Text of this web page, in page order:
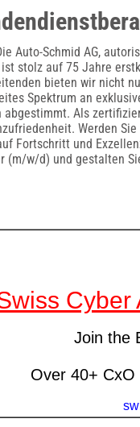
Auto-Schmid AG,
stolz auf 75 Jahre
bieten wir nicht
Spektrum an
abgestimmt. Als
Werden
Fortschritt und
(m/w/d) und gestalten